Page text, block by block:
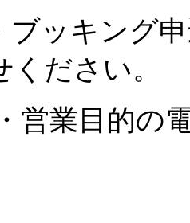
ブッキング
ださい。
営業目的の